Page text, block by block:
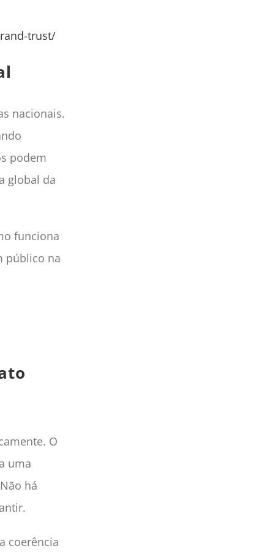
trust/
nacionais.
podem
global da
funciona
público na
O
uma
há
coerência